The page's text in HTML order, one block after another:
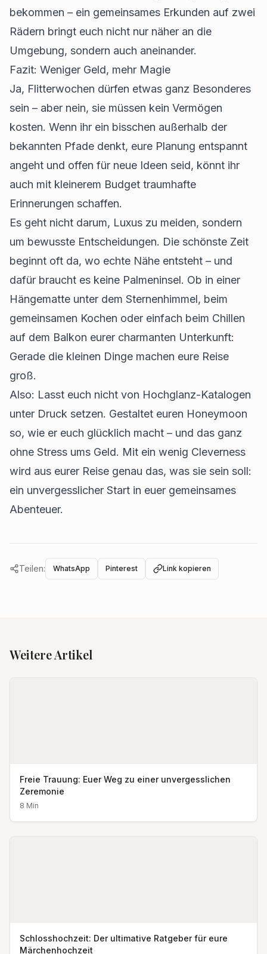
bekommen – ein gemeinsames Erkunden auf zwei
Rädern bringt euch nicht nur näher an die
Umgebung, sondern auch aneinander.
Fazit: Weniger Geld, mehr Magie
Ja, Flitterwochen dürfen etwas ganz Besonderes
sein – aber nein, sie müssen kein Vermögen
kosten. Wenn ihr ein bisschen außerhalb der
bekannten Pfade denkt, eure Planung entspannt
angeht und offen für neue Ideen seid, könnt ihr
auch mit kleinerem Budget traumhafte
Erinnerungen schaffen.
Es geht nicht darum, Luxus zu meiden, sondern
um bewusste Entscheidungen. Die schönste Zeit
beginnt oft da, wo echte Nähe entsteht – und
dafür braucht es keine Palmeninsel. Ob in einer
Hängematte unter dem Sternenhimmel, beim
gemeinsamen Kochen oder einfach beim Chillen
auf dem Balkon eurer charmanten Unterkunft:
Gerade die kleinen Dinge machen eure Reise
groß.
Also: Lasst euch nicht von Hochglanz-Katalogen
unter Druck setzen. Gestaltet euren Honeymoon
so, wie er euch glücklich macht – und das ganz
ohne Stress ums Geld. Mit ein wenig Cleverness
wird aus eurer Reise genau das, was sie sein soll:
ein unvergesslicher Start in euer gemeinsames
Abenteuer.
Teilen: WhatsApp Pinterest Link kopieren
Weitere Artikel
Freie Trauung: Euer Weg zu einer unvergesslichen
Zeremonie
8 Min
Schlosshochzeit: Der ultimative Ratgeber für eure
Märchenhochzeit